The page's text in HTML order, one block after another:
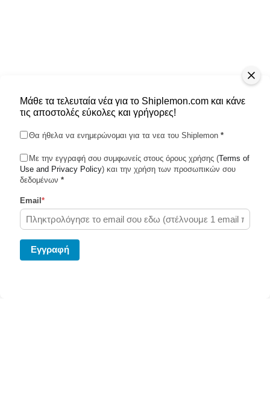
Shiplemon © 2026
Powered by Ghost
Μάθε τα τελευταία νέα για το Shiplemon.com και κάνε
τις αποστολές εύκολες και γρήγορες!
Θα ήθελα να ενημερώνομαι για τα νεα του Shiplemon *
Με την εγγραφή σου συμφωνείς στους όρους χρήσης (Terms of
Use and Privacy Policy) και την χρήση των προσωπικών σου
δεδομένων *
Email *
Eγγραφή